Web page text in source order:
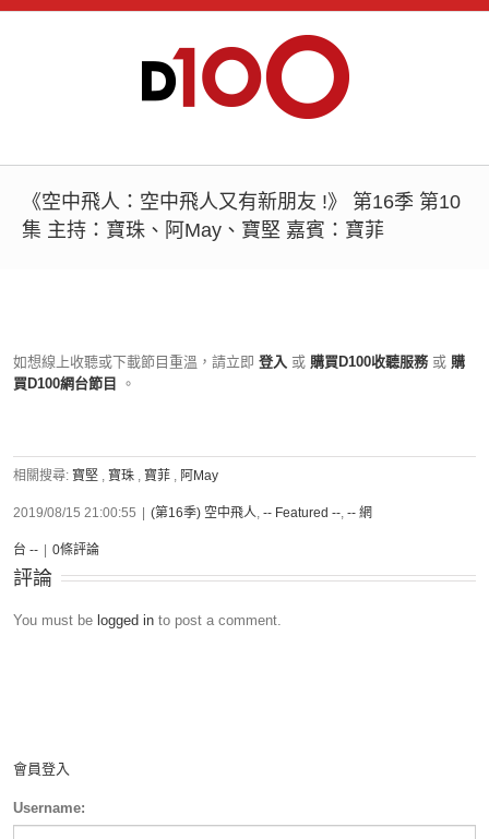
《空中飛人：空中飛人又有新朋友 !》 第16季 第10
集 主持：寶珠、阿May、寶堅 嘉賓：寶菲
如想線上收聽或下載節目重溫，請立即 登入 或 購買D100收聽服務 或 購
買D100網台節目
。
相關搜尋: 寶堅 , 寶珠 , 寶菲 , 阿May
2019/08/15 21:00:55 (第16季) 空中飛人, -- Featured --, -- 網
台 -- 0條評論
評論
You must be logged in to post a comment.
會員登入
Username: